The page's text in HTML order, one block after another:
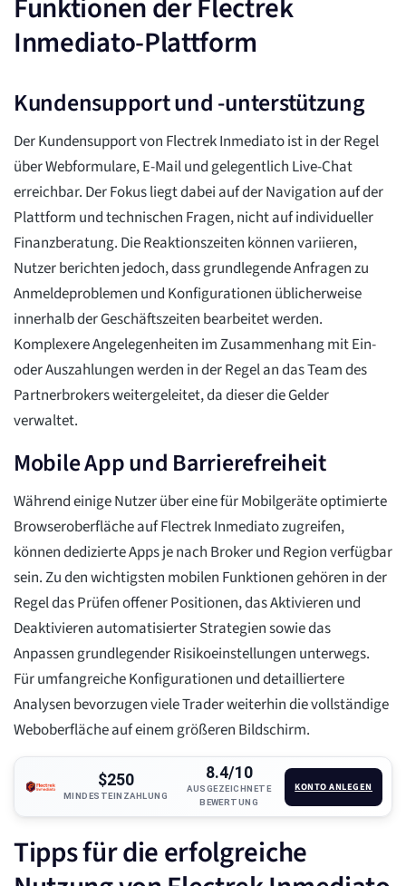
Funktionen der Flectrek
Inmediato-Plattform
Kundensupport und -unterstützung
Der Kundensupport von Flectrek Inmediato ist in der Regel
über Webformulare, E-Mail und gelegentlich Live-Chat
erreichbar. Der Fokus liegt dabei auf der Navigation auf der
Plattform und technischen Fragen, nicht auf individueller
Finanzberatung. Die Reaktionszeiten können variieren,
Nutzer berichten jedoch, dass grundlegende Anfragen zu
Anmeldeproblemen und Konfigurationen üblicherweise
innerhalb der Geschäftszeiten bearbeitet werden.
Komplexere Angelegenheiten im Zusammenhang mit Ein-
oder Auszahlungen werden in der Regel an das Team des
Partnerbrokers weitergeleitet, da dieser die Gelder
verwaltet.
Mobile App und Barrierefreiheit
Während einige Nutzer über eine für Mobilgeräte optimierte
Browseroberfläche auf Flectrek Inmediato zugreifen,
können dedizierte Apps je nach Broker und Region verfügbar
sein. Zu den wichtigsten mobilen Funktionen gehören in der
Regel das Prüfen offener Positionen, das Aktivieren und
Deaktivieren automatisierter Strategien sowie das
Anpassen grundlegender Risikoeinstellungen unterwegs.
Für umfangreiche Konfigurationen und detailliertere
Analysen bevorzugen viele Trader weiterhin die vollständige
Weboberfläche auf einem größeren Bildschirm.
$250
MINDESTEINZAHLUNG
8.4/10
AUSGEZEICHNETE
BEWERTUNG
KONTO ANLEGEN
Tipps für die erfolgreiche